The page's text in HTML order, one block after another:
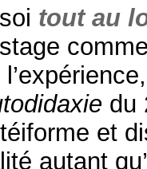
tout au
du
et
autant